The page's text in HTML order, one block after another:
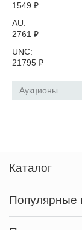
1549 ₽
AU:
2761 ₽
UNC:
21795 ₽
Аукционы
Каталог
Популярные